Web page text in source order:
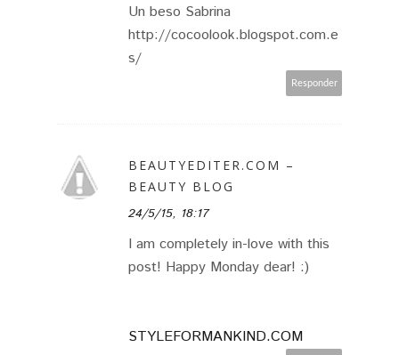
Un beso Sabrina
http://cocoolook.blogspot.com.e
s/
Responder
BEAUTYEDITER.COM –
BEAUTY BLOG
24/5/15, 18:17
I am completely in-love with this
post! Happy Monday dear! :)
STYLEFORMANKIND.COM